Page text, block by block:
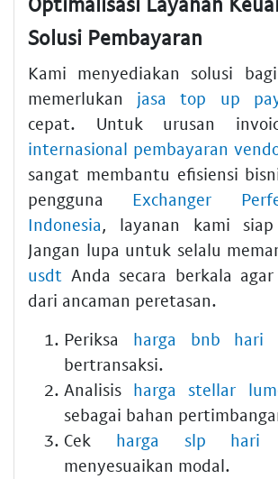
Solusi Pembayaran
Kami menyediakan solusi
memerlukan jasa top up
cepat. Untuk urusan
internasional pembayaran
sangat membantu efisiensi
pengguna Exchanger
Indonesia, layanan kami siap
Jangan lupa untuk selalu
usdt Anda secara berkala
dari ancaman peretasan.
Periksa harga bnb hari
bertransaksi.
Analisis harga stellar
sebagai bahan
Cek harga slp hari
menyesuaikan modal.